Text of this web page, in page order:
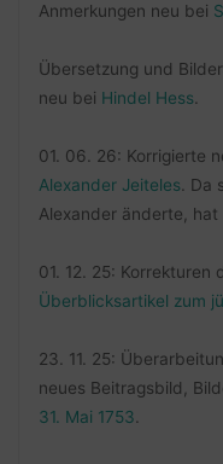
Anmerkungen neu bei
Übersetzung und
neu bei Hindel Hess.
01. 06. 26: Korrigierte
Alexander Jeiteles. Da
Alexander änderte,
01. 12. 25:
Überblicksartikel zum
23. 11. 25:
neues Beitragsbild,
31. Mai 1753.